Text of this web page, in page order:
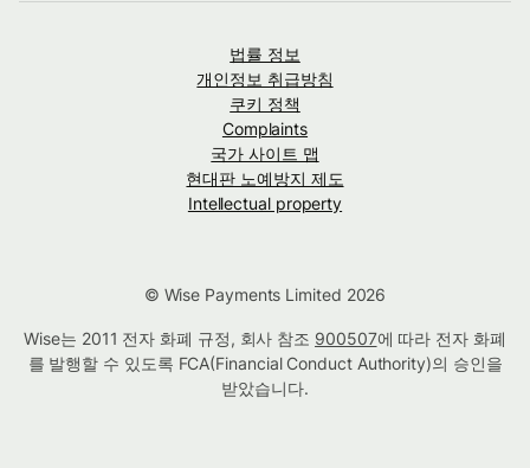
법률 정보
개인정보 취급방침
쿠키 정책
Complaints
국가 사이트 맵
현대판 노예방지 제도
Intellectual property
© Wise Payments Limited 2026
Wise는 2011 전자 화폐 규정, 회사 참조 900507에 따라 전자 화폐
를 발행할 수 있도록 FCA(Financial Conduct Authority)의 승인을
받았습니다.